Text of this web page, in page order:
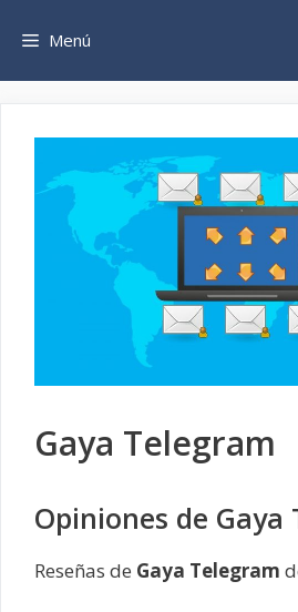
Menú
Gaya Telegram
Opiniones de Gaya
Reseñas de Gaya Telegram